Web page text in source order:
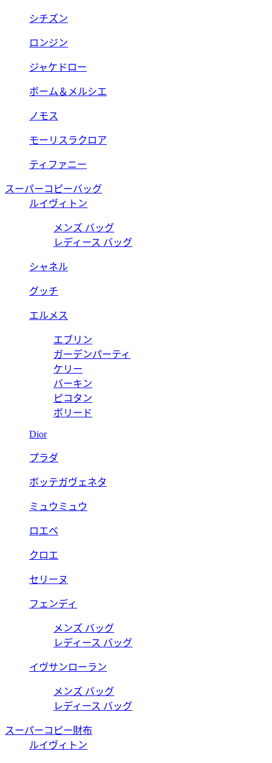
シチズン
ロンジン
ジャケドロー
ボーム＆メルシエ
ノモス
モーリスラクロア
ティファニー
スーパーコピーバッグ
ルイヴィトン
メンズ バッグ
レディース バッグ
シャネル
グッチ
エルメス
エブリン
ガーデンパーティ
ケリー
バーキン
ピコタン
ボリード
Dior
プラダ
ボッテガヴェネタ
ミュウミュウ
ロエベ
クロエ
セリーヌ
フェンディ
メンズ バッグ
レディース バッグ
イヴサンローラン
メンズ バッグ
レディース バッグ
スーパーコピー財布
ルイヴィトン